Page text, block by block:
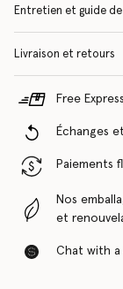
Entretien et guide
Livraison et retours
Free
Échanges
Paiements
Nos
et
Chat with a